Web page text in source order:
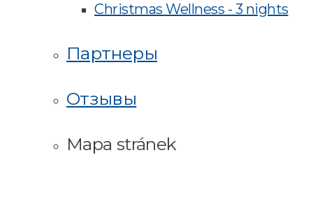
Christmas Wellness - 3 nights
Партнеры
Отзывы
Mapa stránek